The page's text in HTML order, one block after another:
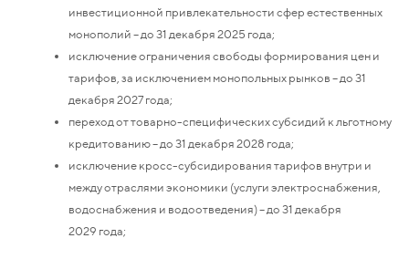
инвестиционной привлекательности сфер естественных
монополий – до 31 декабря 2025 года;
исключение ограничения свободы формирования цен и
тарифов, за исключением монопольных рынков – до 31
декабря 2027 года;
переход от товарно-специфических субсидий к льготному
кредитованию – до 31 декабря 2028 года;
исключение кросс-субсидирования тарифов внутри и
между отраслями экономики (услуги электроснабжения,
водоснабжения и водоотведения) – до 31 декабря
2029 года;